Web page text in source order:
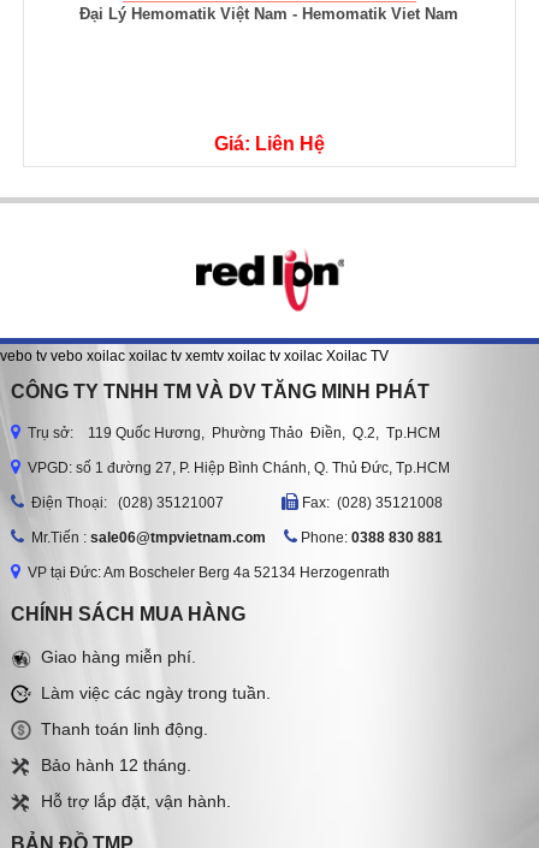
Bộ nguồn QS5.DNET PULS - PULS Việt
vebo tv vebo xoilac xoilac tv xemtv xoilac tv xoilac Xoilac TV
CÔNG TY TNHH TM VÀ DV TĂNG MINH PHÁT
Trụ sở: 119 Quốc Hương, Phường Thảo Điền, Q.2, Tp.HCM
VPGD: số 1 đường 27, P. Hiệp Bình Chánh, Q. Thủ Đức, Tp.HCM
Ðiện Thoại: (028) 35121007 Fax: (028) 35121008
Mr.Tiến : sale06@tmpvietnam.com Phone: 0388 830 881
VP tại Đức: Am Boscheler Berg 4a 52134 Herzogenrath
CHÍNH SÁCH MUA HÀNG
Giao hàng miễn phí.
Làm việc các ngày trong tuần.
Thanh toán linh động.
Bảo hành 12 tháng.
Hỗ trợ lắp đặt, vận hành.
BẢN ĐỒ TMP